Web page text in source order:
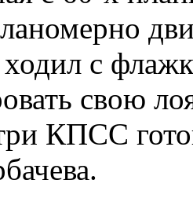
с
свою
КПСС